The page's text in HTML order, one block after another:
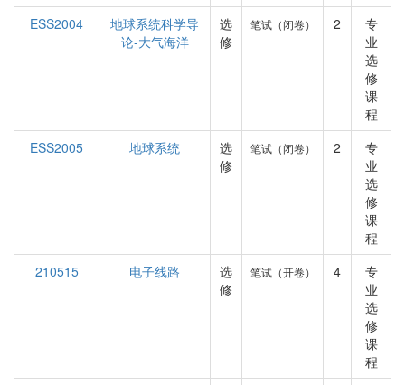
ESS2004
地球系统科学导
论-大气海洋
选
修
笔试（闭卷） 2
专
业
选
修
课
程
ESS2005
地球系统
选
修
笔试（闭卷） 2
专
业
选
修
课
程
210515
电子线路
选
修
笔试（开卷） 4
专
业
选
修
课
程